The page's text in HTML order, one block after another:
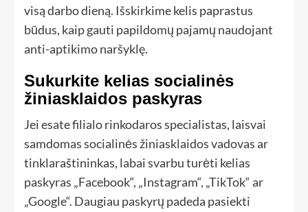
visą darbo dieną. Išskirkime kelis paprastus
būdus, kaip gauti papildomų pajamų naudojant
anti-aptikimo naršyklę.
Sukurkite kelias socialinės
žiniasklaidos paskyras
Jei esate filialo rinkodaros specialistas, laisvai
samdomas socialinės žiniasklaidos vadovas ar
tinklaraštininkas, labai svarbu turėti kelias
paskyras „Facebook“, „Instagram“, „TikTok“ ar
„Google“. Daugiau paskyrų padeda pasiekti